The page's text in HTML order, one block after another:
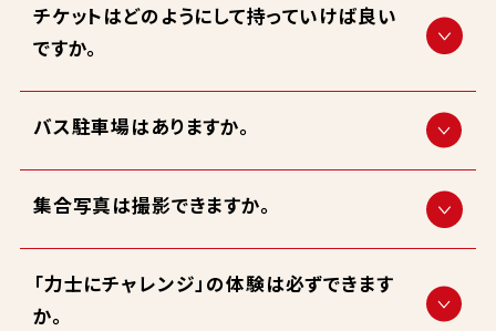
チケットはどのようにして持っていけば良い
ですか。
バス駐車場はありますか。
集合写真は撮影できますか。
「力士にチャレンジ」の体験は必ずできます
か。